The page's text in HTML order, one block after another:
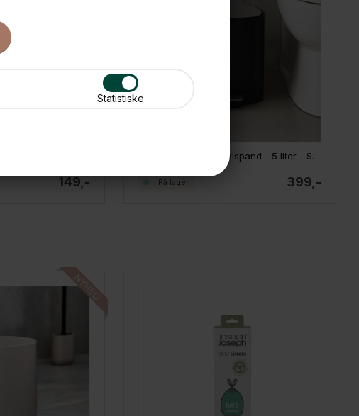
Statistiske
149,-
Joseph Joseph pedalspand - 5 liter - Sort
399,-
På lager